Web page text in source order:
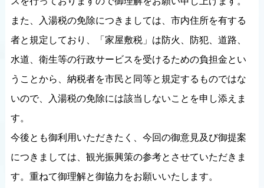
また、入湯税の免除につきましては、市内住所を有する
者と規定しており、「家屋敷税」は防火、防犯、道路、
水道、衛生等の行政サービスを受けるための負担金とい
うことから、納税者を市民と同等と規定するものではな
いので、入湯税の免除には該当しないことを申し添えま
す。
今後とも御利用いただきたく、今回の御意見及び御提案
につきましては、観光振興策の参考とさせていただきま
す。重ねて御理解と御協力をお願いいたします。